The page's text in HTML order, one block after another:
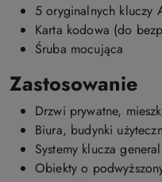
5 oryginalnych kluczy
Karta kodowa (do
Śruba mocująca
Zastosowanie
Drzwi prywatne,
Biura, budynki
Systemy klucza
Obiekty o